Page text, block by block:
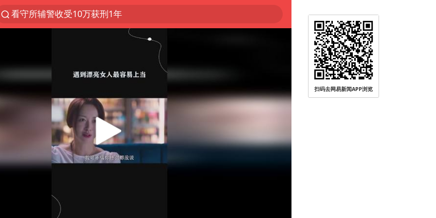
以“新”破局 首发经济点亮城市消费活力
中方回应是否在太平洋海底开采稀土
佛得角门将亮相智利俱乐部主场
27岁女子成组织卖淫集团主犯被通缉
深圳地面沉降致车辆损坏系谣言
宇树科技发行价格150.80元/股
泰国一女公务员妆容引争议 本人回应
把党建设得更加坚强有力
宇树科技王兴兴身家有望超200亿元
扫码去网易新闻APP浏览